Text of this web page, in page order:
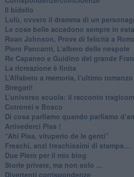
Il bidello
Lulù, ovvero il dramma di un
Le cose belle accadono sempre in
Roan Johnson, Prove di felicità a
Piero Pancanti, L’albero delle nespole
Re Capaneo e Guidino del grande
La ricreazione è finita
​L’Alfabeto a memoria, l’ultimo
​Stregati!
L’universo scuola: il racconto
Cotronei e Bosco
Di cosa parliamo quando parliamo
Arrivederci Pisa !
​“Ahi Pisa, vituperio de le genti”
Freschi, anzi freschissimi di stampa…
​Due Piero per il mio blog
​Storie private, ma non solo …
Divertenti corrispondenze